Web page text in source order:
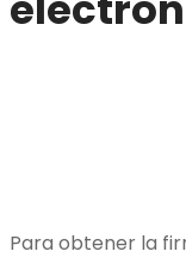
Para obtener la